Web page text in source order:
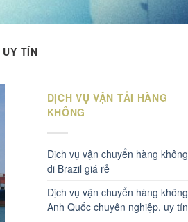
TÍN
DỊCH VỤ VẬN TẢI HÀNG
KHÔNG
Dịch vụ vận chuyển hàng không
đi Brazil giá rẻ
Dịch vụ vận chuyển hàng không
Anh Quốc chuyên nghiệp, uy tín